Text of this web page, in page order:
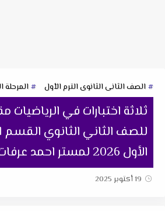
الصف الثانى الثانوى الترم الأول المرحلة
ثلاثة اختبارات في الرياضيات
للصف الثاني الثانوي القسم
الأول 2026 لمستر احمد عرفات
19 أكتوبر 2025